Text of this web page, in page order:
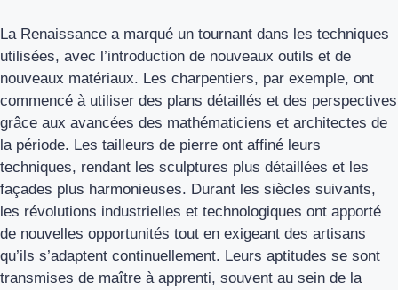
La Renaissance a marqué un tournant dans les techniques
utilisées, avec l’introduction de nouveaux outils et de
nouveaux matériaux. Les charpentiers, par exemple, ont
commencé à utiliser des plans détaillés et des perspectives
grâce aux avancées des mathématiciens et architectes de
la période. Les tailleurs de pierre ont affiné leurs
techniques, rendant les sculptures plus détaillées et les
façades plus harmonieuses. Durant les siècles suivants,
les révolutions industrielles et technologiques ont apporté
de nouvelles opportunités tout en exigeant des artisans
qu’ils s’adaptent continuellement. Leurs aptitudes se sont
transmises de maître à apprenti, souvent au sein de la